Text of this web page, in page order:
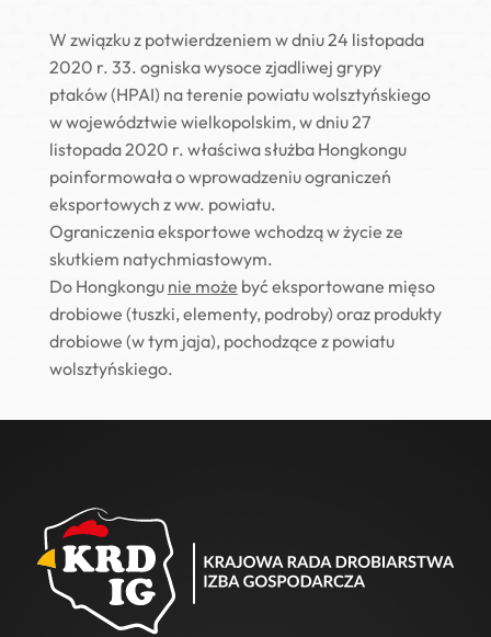
W związku z potwierdzeniem w dniu 24 listopada
2020 r. 33. ogniska wysoce zjadliwej grypy
ptaków (HPAI) na terenie powiatu wolsztyńskiego
w województwie wielkopolskim, w dniu 27
listopada 2020 r. właściwa służba Hongkongu
poinformowała o wprowadzeniu ograniczeń
eksportowych z ww. powiatu.
Ograniczenia eksportowe wchodzą w życie ze
skutkiem natychmiastowym.
Do Hongkongu nie może być eksportowane mięso
drobiowe (tuszki, elementy, podroby) oraz produkty
drobiowe (w tym jaja), pochodzące z powiatu
wolsztyńskiego.